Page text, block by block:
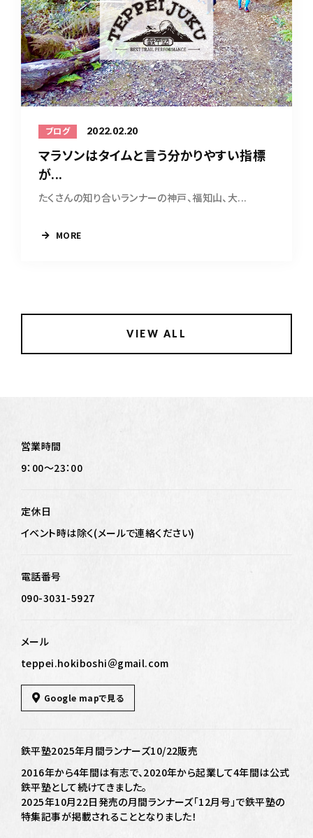
ブログ 2022.02.20
マラソンはタイムと言う分かりやすい指標
が...
たくさんの知り合いランナーの神戸、福知山、大...
MORE
VIEW ALL
営業時間
9：00～23：00
定休日
イベント時は除く(メールで連絡ください)
電話番号
090-3031-5927
メール
teppei.hokiboshi＠gmail.com
Google mapで見る
鉄平塾2025年月間ランナーズ10/22販売
2016年から4年間は有志で、2020年から起業して4年間は公式
鉄平塾として続けてきました。
2025年10月22日発売の月間ランナーズ「12月号」で鉄平塾の
特集記事が掲載されることとなりました！